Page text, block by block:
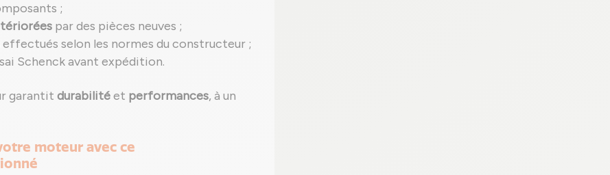
;
par des pièces neuves ;
effectués selon les normes du constructeur ;
Schenck avant expédition.
garantit durabilitéet performances, à un
moteur avec ce